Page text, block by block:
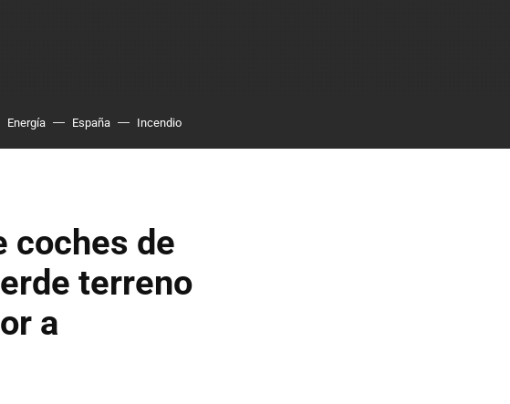
Energía España Incendio
coches de
terreno
a